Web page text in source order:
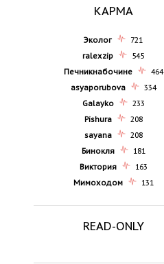
КАРМА
Эколог
721
ralexzip
545
Печникнабочине
464
asyaporubova
334
Galayko
233
Pishura
208
sayana
208
Бинокля
181
Виктория
163
Мимоходом
131
READ-ONLY